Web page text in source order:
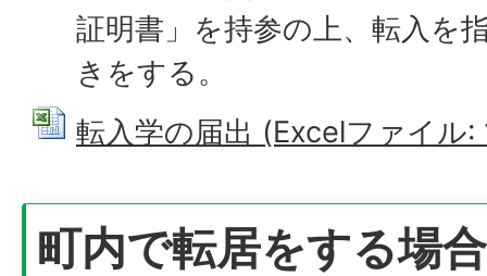
証明書」を持参の上、転入を
きをする。
転入学の届出 (Excelファイル:
町内で転居をする場合